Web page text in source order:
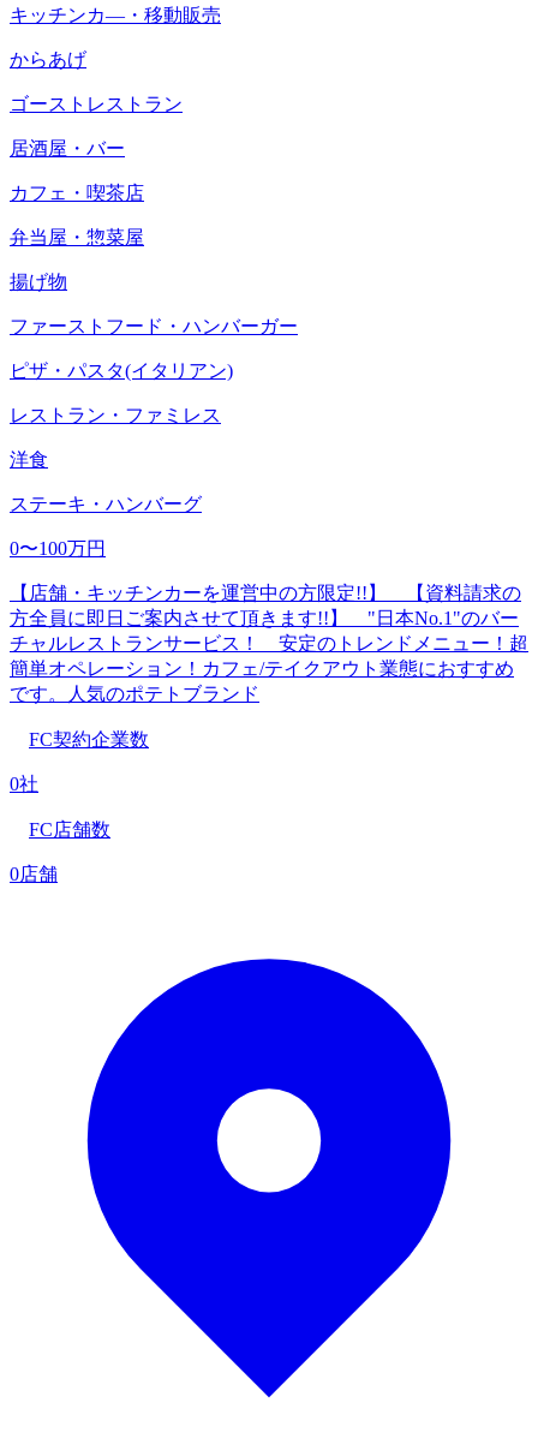
キッチンカ―・移動販売
からあげ
ゴーストレストラン
居酒屋・バー
カフェ・喫茶店
弁当屋・惣菜屋
揚げ物
ファーストフード・ハンバーガー
ピザ・パスタ(イタリアン)
レストラン・ファミレス
洋食
ステーキ・ハンバーグ
0〜100万円
【店舗・キッチンカーを運営中の方限定!!】 【資料請求の
方全員に即日ご案内させて頂きます!!】 "日本No.1"のバー
チャルレストランサービス！ 安定のトレンドメニュー！超
簡単オペレーション！カフェ/テイクアウト業態におすすめ
です。人気のポテトブランド
FC契約企業数
0社
FC店舗数
0店舗